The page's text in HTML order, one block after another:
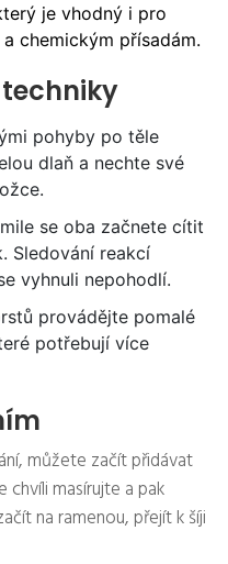
je vhodný i pro
chemickým přísadám.
pohyby po těle
dlaň a nechte své
se oba začnete cítit
Sledování reakcí
vyhnuli nepohodlí.
provádějte pomalé
potřebují více
můžete začít přidávat
chvíli masírujte a pak
na ramenou, přejít k šíji